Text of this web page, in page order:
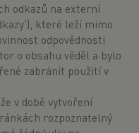
odkazů na externí
které leží mimo
odpovědnosti
o obsahu věděl a bylo
zabránit použití v
v době vytvoření
rozpoznatelný